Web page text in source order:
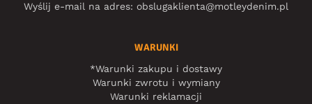
Wyślij e-mail na adres: obslugaklienta@motleydenim.pl
WARUNKI
*Warunki zakupu i dostawy
Warunki zwrotu i wymiany
Warunki reklamacji